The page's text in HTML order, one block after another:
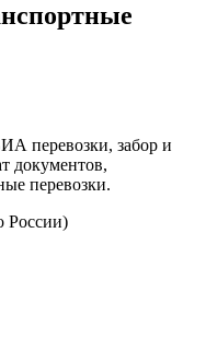
перевозки, забор и
документов,
перевозки.
России)